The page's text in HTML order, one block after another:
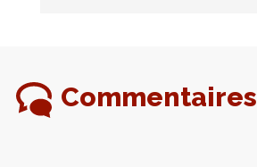
Commentaires